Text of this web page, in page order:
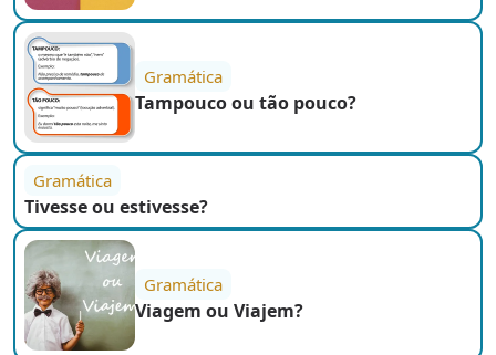
Gramática
Tampouco ou tão pouco?
Gramática
Tivesse ou estivesse?
Gramática
Viagem ou Viajem?